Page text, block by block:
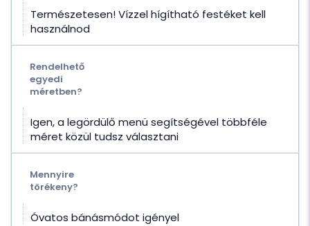
Természetesen! Vízzel hígítható festéket kell
használnod
Rendelhető
egyedi
méretben?
Igen, a legördülő menü segítségével többféle
méret közül tudsz választani
Mennyire
törékeny?
Óvatos bánásmódot igényel